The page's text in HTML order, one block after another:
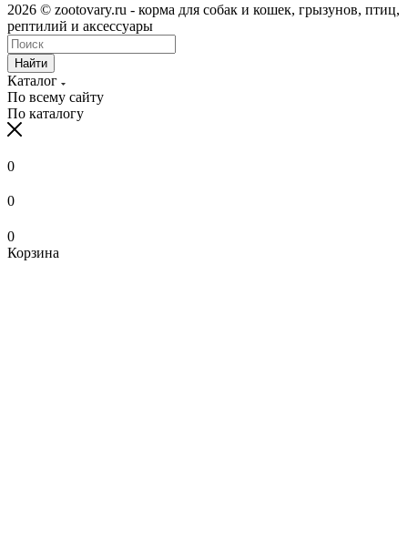
2026 © zootovary.ru - корма для собак и кошек, грызунов, птиц,
рептилий и аксессуары
Найти
Каталог
По всему сайту
По каталогу
0
0
0
Корзина